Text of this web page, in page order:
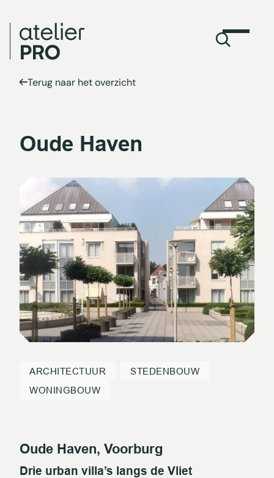
Terug naar het overzicht
Oude Haven
ARCHITECTUUR
STEDENBOUW
WONINGBOUW
Oude Haven, Voorburg
Drie urban villa’s langs de Vliet